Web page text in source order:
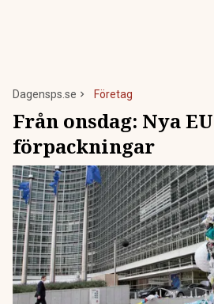
Dagensps.se Företag
Från onsdag: Nya
förpackningar